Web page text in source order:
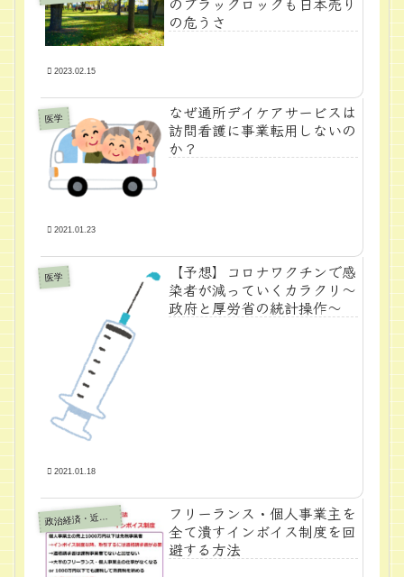
の危うさ
2023.02.15
医学
なぜ通所デイケアサービスは
訪問看護に事業転用しないの
か？
2021.01.23
医学
【予想】コロナワクチンで感
染者が減っていくカラクリ～
政府と厚労省の統計操作～
2021.01.18
政
治経済・近代学問
フリーランス・個人事業主を
全て潰すインボイス制度を回
避する方法